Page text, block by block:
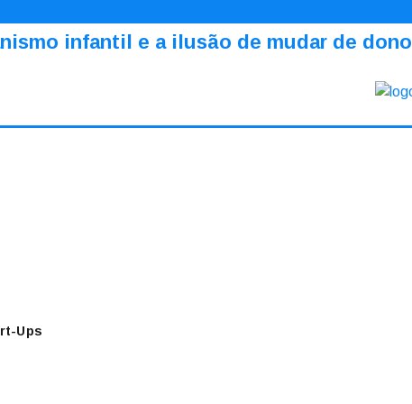
infantil e a ilusão de mudar de dono
Ups